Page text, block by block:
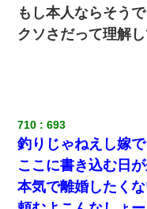
もし本人ならそう
クソさだって理解
710 693
釣りじゃねえし嫁
ここに書き込む日
本気で離婚したく